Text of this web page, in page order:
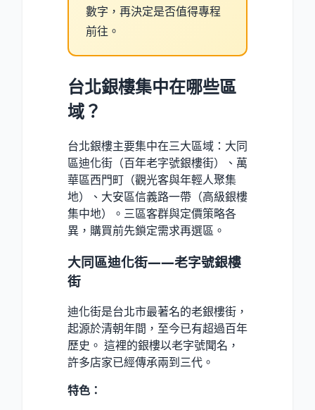
數字，再決定是否值得專程
前往。
台北銀樓集中在哪些區
域？
台北銀樓主要集中在三大區域：大同
區迪化街（百年老字號銀樓街）、萬
華區西門町（觀光客與年輕人聚集
地）、大安區信義路一帶（高級銀樓
集中地）。三區客群與定價策略各
異，購買前先鎖定需求再選區。
大同區迪化街——老字號銀樓
街
迪化街是台北市最著名的老銀樓街，
起源於清朝年間，至今已有超過百年
歷史。 這裡的銀樓以老字號聞名，
許多店家已經傳承兩到三代。
特色：